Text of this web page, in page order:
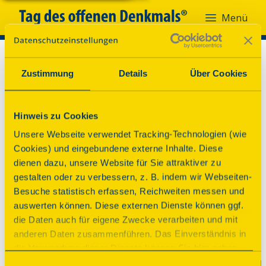
Zustimmung Details Über Cookies
Hinweis zu Cookies
Unsere Webseite verwendet Tracking-Technologien (wie
Cookies) und eingebundene externe Inhalte. Diese
dienen dazu, unsere Website für Sie attraktiver zu
gestalten oder zu verbessern, z. B. indem wir Webseiten-
Besuche statistisch erfassen, Reichweiten messen und
auswerten können. Diese externen Dienste können ggf.
die Daten auch für eigene Zwecke verarbeiten und mit
anderen Daten zusammenführen. Das Einverständnis in
die Verwendung dieser Dienste können Sie hier geben.
Menü